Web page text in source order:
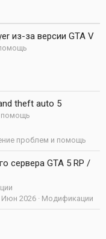
из-за версии GTA V
theft auto 5
помощь
проблем и помощь
сервера GTA 5 RP /
Модификации
Июн 2026